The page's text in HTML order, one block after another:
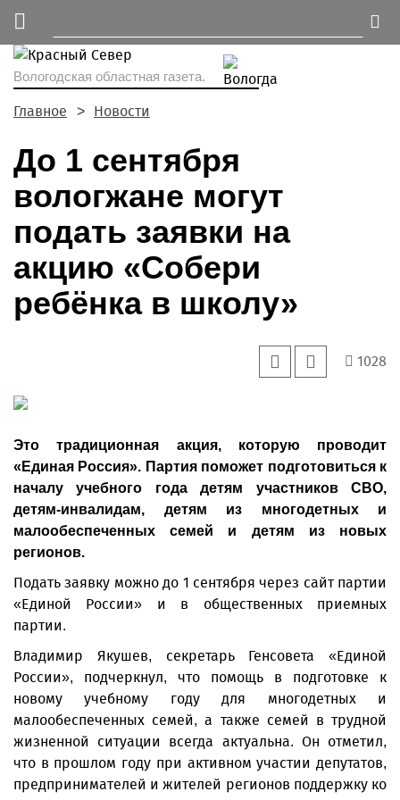
Вологодская областная газета.
Главное Новости
До 1 сентября
вологжане могут
подать заявки на
акцию «Собери
ребёнка в школу»
1028
Это традиционная акция, которую проводит
«Единая Россия». Партия поможет подготовиться к
началу учебного года детям участников СВО,
детям-инвалидам, детям из многодетных и
малообеспеченных семей и детям из новых
регионов.
Подать заявку можно до 1 сентября через сайт партии
«Единой России» и в общественных приемных
партии.
Владимир Якушев, секретарь Генсовета «Единой
России», подчеркнул, что помощь в подготовке к
новому учебному году для многодетных и
малообеспеченных семей, а также семей в трудной
жизненной ситуации всегда актуальна. Он отметил,
что в прошлом году при активном участии депутатов,
предпринимателей и жителей регионов поддержку ко